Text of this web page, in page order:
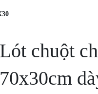
Lót chuột
70x30cm